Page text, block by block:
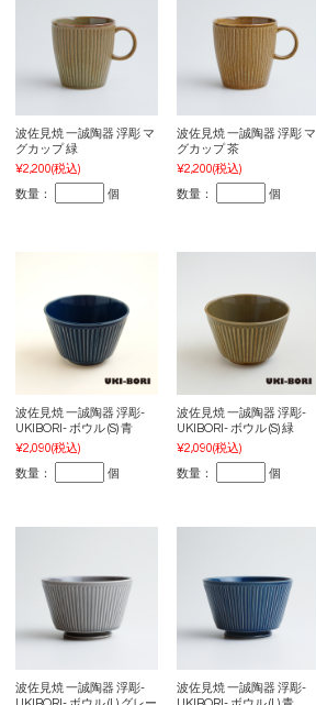
波佐見焼 一誠陶器 浮彫 マ
グカップ 緑
¥2,200(税込)
数量： 個
波佐見焼 一誠陶器 浮彫 マ
グカップ 茶
¥2,200(税込)
数量： 個
波佐見焼 一誠陶器 浮彫-
UKIBORI- ボウル (S) 青
¥2,090(税込)
数量： 個
波佐見焼 一誠陶器 浮彫-
UKIBORI- ボウル (S) 緑
¥2,090(税込)
数量： 個
波佐見焼 一誠陶器 浮彫-
波佐見焼 一誠陶器 浮彫-